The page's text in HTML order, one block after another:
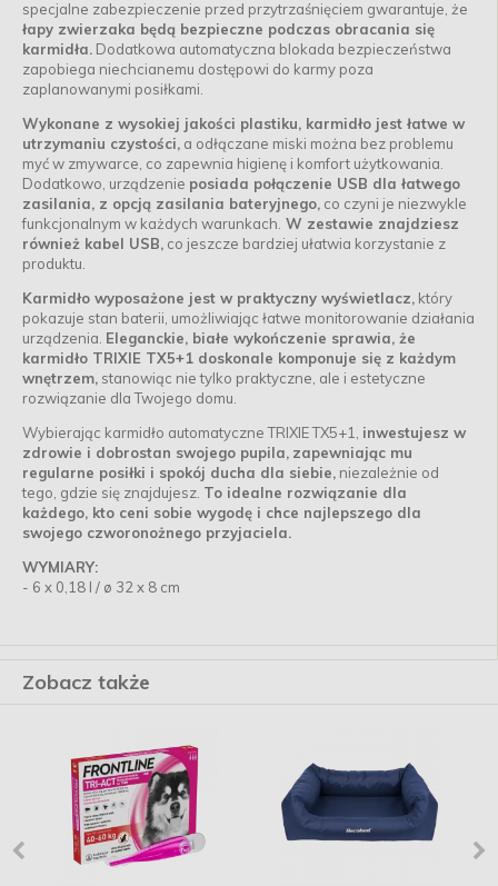
specjalne zabezpieczenie przed przytrzaśnięciem gwarantuje, że
łapy zwierzaka będą bezpieczne podczas obracania się
karmidła. Dodatkowa automatyczna blokada bezpieczeństwa
zapobiega niechcianemu dostępowi do karmy poza
zaplanowanymi posiłkami.
Wykonane z wysokiej jakości plastiku, karmidło jest łatwe w
utrzymaniu czystości, a odłączane miski można bez problemu
myć w zmywarce, co zapewnia higienę i komfort użytkowania.
Dodatkowo, urządzenie posiada połączenie USB dla łatwego
zasilania, z opcją zasilania bateryjnego, co czyni je niezwykle
funkcjonalnym w każdych warunkach. W zestawie znajdziesz
również kabel USB, co jeszcze bardziej ułatwia korzystanie z
produktu.
Karmidło wyposażone jest w praktyczny wyświetlacz, który
pokazuje stan baterii, umożliwiając łatwe monitorowanie działania
urządzenia. Eleganckie, białe wykończenie sprawia, że
karmidło TRIXIE TX5+1 doskonale komponuje się z każdym
wnętrzem, stanowiąc nie tylko praktyczne, ale i estetyczne
rozwiązanie dla Twojego domu.
Wybierając karmidło automatyczne TRIXIE TX5+1, inwestujesz w
zdrowie i dobrostan swojego pupila, zapewniając mu
regularne posiłki i spokój ducha dla siebie, niezależnie od
tego, gdzie się znajdujesz. To idealne rozwiązanie dla
każdego, kto ceni sobie wygodę i chce najlepszego dla
swojego czworonożnego przyjaciela.
WYMIARY:
- 6 x 0,18 l / ø 32 x 8 cm
Zobacz także